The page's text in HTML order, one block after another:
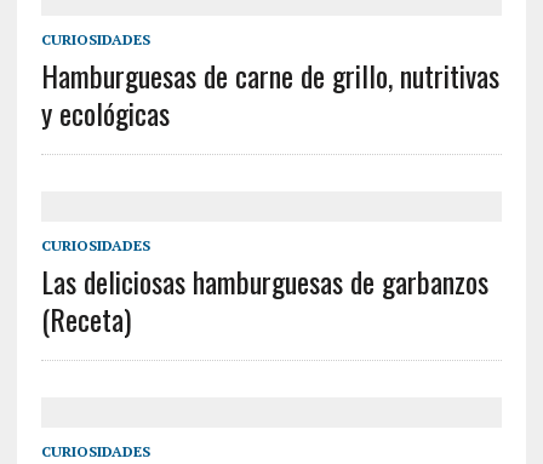
CURIOSIDADES
Hamburguesas de carne de grillo, nutritivas
y ecológicas
CURIOSIDADES
Las deliciosas hamburguesas de garbanzos
(Receta)
CURIOSIDADES